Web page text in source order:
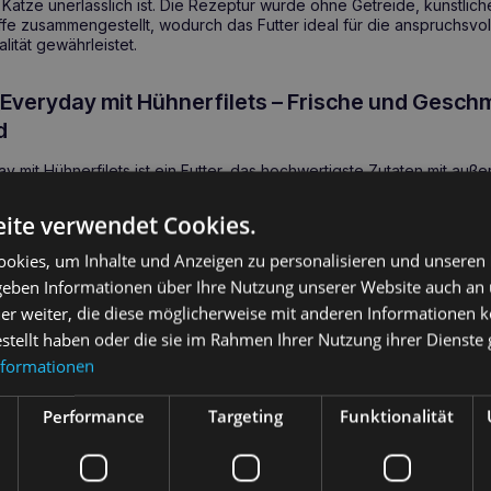
unerlässlich ist. Die Rezeptur wurde ohne Getreide,
zusammengestellt, wodurch das Futter ideal für die
gewährleistet.
mit Hühnerfilets – Frische und
mit Hühnerfilets ist ein Futter, das hochwertigste Zutaten mit
ruckartige Huhn und die Zugabe von Rindfleisch in einer
Ihres Tieres voll erfüllt und ein gesundes Herz, eine gute Sehkraft
Außerdem unterstützt es die Erhaltung eines gesunden
gesundes Leben Ihrer Katze ist.
Vorteile
Gewicht und Energie dank des hohen Anteils an Hühnerprotein.
Rezeptur für ein schönes und glänzendes Fell.
Herz und Sehvermögen dank natürlicher Inhaltsstoffe.
verwendet Cookies.
um Inhalte und Anzeigen zu personalisieren und
Informationen über Ihre Nutzung unserer Website auch an
weiter, die diese möglicherweise mit anderen Informationen
haben oder die sie im Rahmen Ihrer Nutzung ihrer Dienste
Performance Targeting Funktionalität